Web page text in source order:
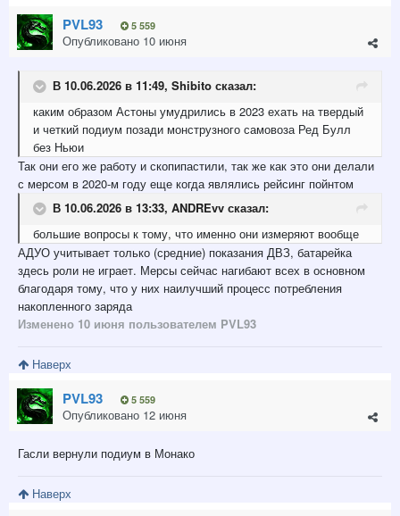
PVL93 5 559
Опубликовано 10 июня
В 10.06.2026 в 11:49, Shibito сказал:
каким образом Астоны умудрились в 2023 ехать на твердый
и четкий подиум позади монструзного самовоза Ред Булл
без Ньюи
Так они его же работу и скопипастили, так же как это они делали
с мерсом в 2020-м году еще когда являлись рейсинг пойнтом
В 10.06.2026 в 13:33, ANDREvv сказал:
большие вопросы к тому, что именно они измеряют вообще
АДУО учитывает только (средние) показания ДВЗ, батарейка
здесь роли не играет. Мерсы сейчас нагибают всех в основном
благодаря тому, что у них наилучший процесс потребления
накопленного заряда
Изменено 10 июня пользователем PVL93
Наверх
PVL93 5 559
Опубликовано 12 июня
Гасли вернули подиум в Монако
Наверх